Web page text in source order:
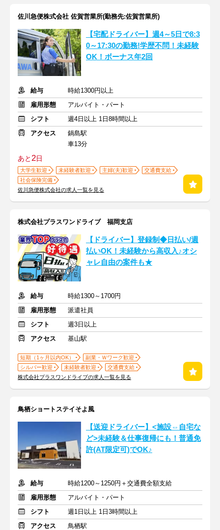
佐川急便株式会社 佐賀営業所(勤務先:佐賀営業所)
【宅配ドライバー】週4～5日で8:3
0～17:30の勤務!学歴不問！未経験
OK！ボーナス年2回
給与
時給1300円以上
雇用形態
アルバイト・パート
シフト
週4日以上 1日8時間以上
アクセス
鍋島駅
車13分
あと2日
大学生歓迎 未経験者歓迎 主婦(夫)歓迎
交通費支給
社会保険完備
佐川急便株式会社の求人一覧を見る
株式会社プラスワンドライブ 福岡支店
【ドライバー】登録制◆日払い/週
払いOK！未経験から高収入♪オシ
ャレ自由の案件も★
給与
時給1300～1700円
雇用形態
派遣社員
シフト
週3日以上
アクセス
基山駅
短期（1ヶ月以内OK）
副業・Ｗワーク歓迎
シルバー歓迎
未経験者歓迎
交通費支給
株式会社プラスワンドライブの求人一覧を見る
鳥栖ショートステイそよ風
【送迎ドライバー】<施設⇔自宅な
ど>未経験＆仕事復帰にも！普通免
許(AT限定可)でOK♪
給与
時給1200～1250円＋交通費全額支給
雇用形態
アルバイト・パート
シフト
週1日以上 1日3時間以上
アクセス
鳥栖駅